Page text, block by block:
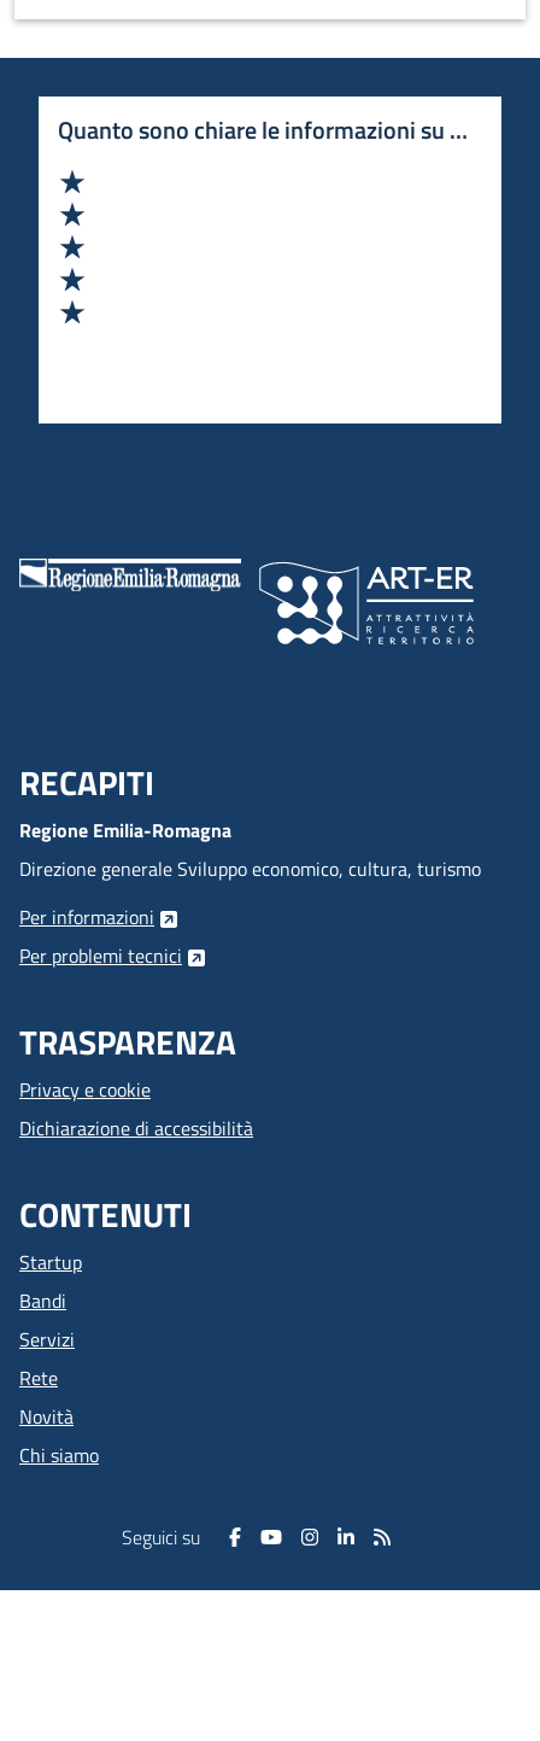
Quanto sono chiare le informazioni su questa
Menu Footer
RECAPITI
Regione Emilia-Romagna
Direzione generale Sviluppo economico, cultura, turismo
Per informazioni
Per problemi tecnici
TRASPARENZA
Privacy e cookie
Dichiarazione di accessibilità
CONTENUTI
Startup
Bandi
Servizi
Rete
Novità
Chi siamo
Seguici su